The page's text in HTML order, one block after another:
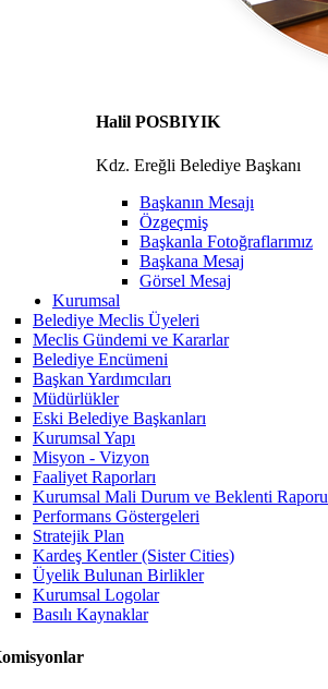
Halil POSBIYIK
Kdz. Ereğli Belediye Başkanı
Başkanın Mesajı
Özgeçmiş
Başkanla Fotoğraflarımız
Başkana Mesaj
Görsel Mesaj
Kurumsal
Belediye Meclis Üyeleri
Meclis Gündemi ve Kararlar
Belediye Encümeni
Başkan Yardımcıları
Müdürlükler
Eski Belediye Başkanları
Kurumsal Yapı
Misyon - Vizyon
Faaliyet Raporları
Kurumsal Mali Durum ve Beklenti Raporu
Performans Göstergeleri
Stratejik Plan
Kardeş Kentler (Sister Cities)
Üyelik Bulunan Birlikler
Kurumsal Logolar
Basılı Kaynaklar